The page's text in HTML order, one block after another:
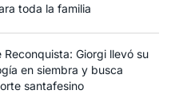
toda la familia
Reconquista: Giorgi llevó su
en siembra y busca
santafesino